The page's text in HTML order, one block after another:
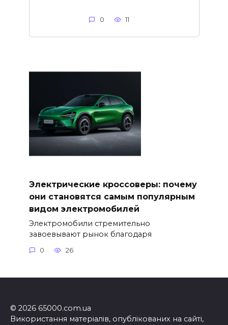
0 11
Электрические кроссоверы: почему
они становятся самым популярным
видом электромобилей
Электромобили стремительно
завоевывают рынок благодаря
0 26
© 2026 65000.com.ua
Використання матеріалів, опублікованих на сайті,